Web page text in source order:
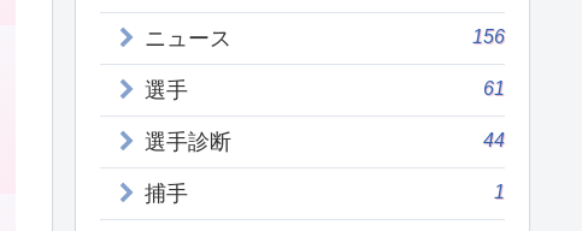
ニュース 156
選手 61
選手診断 44
捕手 1